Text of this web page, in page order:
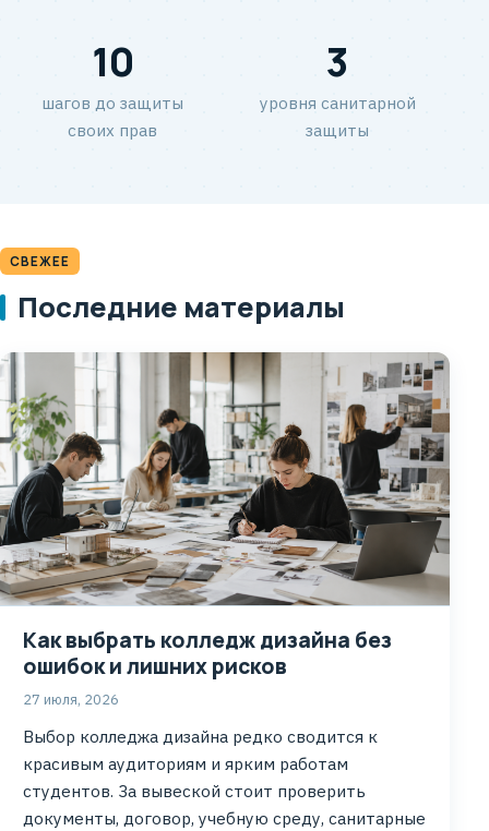
10
шагов до защиты
своих прав
3
уровня санитарной
защиты
СВЕЖЕЕ
Последние материалы
Как выбрать колледж дизайна без
ошибок и лишних рисков
27 июля, 2026
Выбор колледжа дизайна редко сводится к
красивым аудиториям и ярким работам
студентов. За вывеской стоит проверить
документы, договор, учебную среду, санитарные